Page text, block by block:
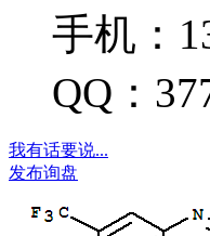
手机：
QQ：
我有话要说...
发布询盘